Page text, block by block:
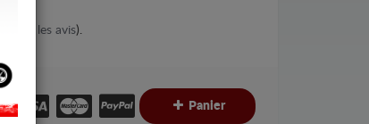
Voir les avis).
Panier